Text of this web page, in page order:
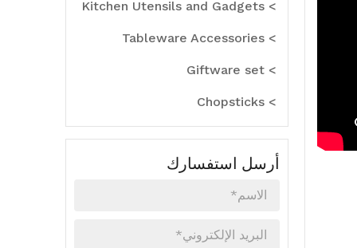
> Kitchen Utensils and Gadgets
> Tableware Accessories
> Giftware set
> Chopsticks
أرسل استفسارك